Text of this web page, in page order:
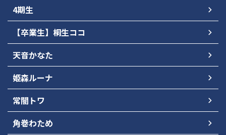
4期生
【卒業生】桐生ココ
天音かなた
姫森ルーナ
常闇トワ
角巻わため